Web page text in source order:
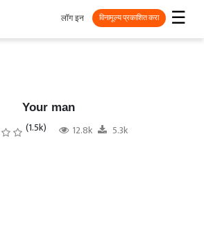
☰
लॉग इन विनामूल्य प्रकाशित करा
Your man
(1.5k) 12.8k 5.3k